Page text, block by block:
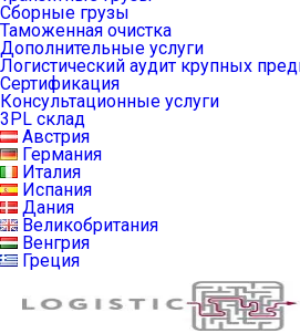
Сборные грузы
Таможенная очистка
Дополнительные услуги
Логистический аудит крупных
Сертификация
Консультационные услуги
3PL склад
Австрия
Германия
Италия
Испания
Дания
Великобритания
Венгрия
Греция